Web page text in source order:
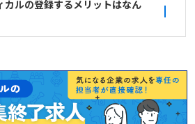
カルの登録するメリットはなん